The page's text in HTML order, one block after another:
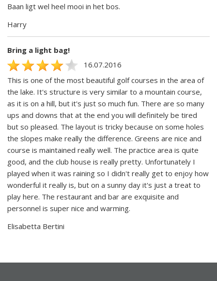
Baan ligt wel heel mooi in het bos.
Harry
Bring a light bag!
16.07.2016
This is one of the most beautiful golf courses in the area of
the lake. It's structure is very similar to a mountain course,
as it is on a hill, but it's just so much fun. There are so many
ups and downs that at the end you will definitely be tired
but so pleased. The layout is tricky because on some holes
the slopes make really the difference. Greens are nice and
course is maintained really well. The practice area is quite
good, and the club house is really pretty. Unfortunately I
played when it was raining so I didn't really get to enjoy how
wonderful it really is, but on a sunny day it's just a treat to
play here. The restaurant and bar are exquisite and
personnel is super nice and warming.
Elisabetta Bertini